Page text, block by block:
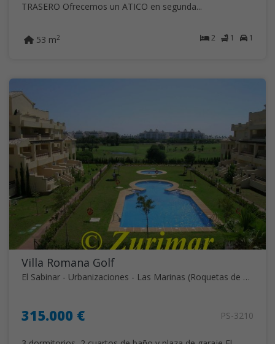
TRASERO Ofrecemos un ATICO en segunda...
2 1 1
53 m2
Villa Romana Golf
El Sabinar - Urbanizaciones - Las Marinas (Roquetas de Mar)
315.000 € PS-3210